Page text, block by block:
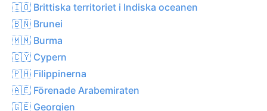
🇮🇴 Brittiska territoriet i Indiska oceanen
🇧🇳 Brunei
🇲🇲 Burma
🇨🇾 Cypern
🇵🇭 Filippinerna
🇦🇪 Förenade Arabemiraten
🇬🇪 Georgien